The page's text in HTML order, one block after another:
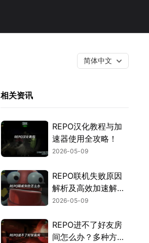
简体中文
相关资讯
REPO汉化教程与加
速器使用全攻略！
2026-05-09
REPO联机失败原因
解析及高效加速解决
方案推荐！
2026-05-09
REPO进不了好友房
间怎么办？多种方法